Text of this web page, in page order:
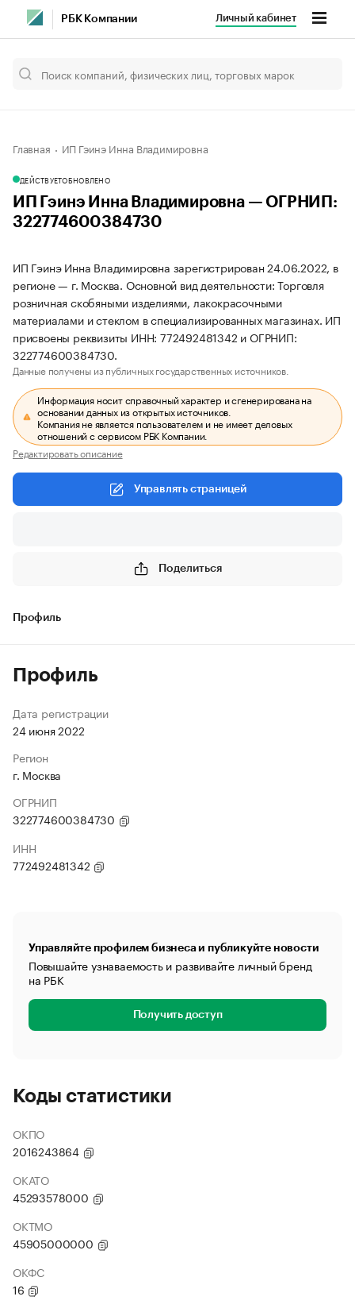
РБК Компании Личный кабинет
Главная ИП Гэинэ Инна Владимировна
ДЕЙСТВУЕТОБНОВЛЕНО
ИП Гэинэ Инна Владимировна — ОГРНИП:
322774600384730
ИП Гэинэ Инна Владимировна зарегистрирован 24.06.2022, в
регионе — г. Москва. Основной вид деятельности: Торговля
розничная скобяными изделиями, лакокрасочными
материалами и стеклом в специализированных магазинах. ИП
присвоены реквизиты ИНН: 772492481342 и ОГРНИП:
322774600384730.
Данные получены из публичных государственных источников.
Информация носит справочный характер и сгенерирована на
основании данных из открытых источников.
Компания не является пользователем и не имеет деловых
отношений с сервисом РБК Компании.
Редактировать описание
Управлять страницей
Поделиться
Профиль
Профиль
Дата регистрации
24 июня 2022
Регион
г. Москва
ОГРНИП
322774600384730
ИНН
772492481342
Управляйте профилем бизнеса и публикуйте новости
Повышайте узнаваемость и развивайте личный бренд
на РБК
Получить доступ
Коды статистики
ОКПО
2016243864
ОКАТО
45293578000
ОКТМО
45905000000
ОКФС
16